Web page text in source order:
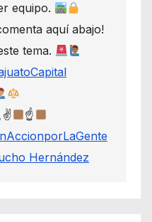
equipo.
aquí abajo!
tema.
✌
☝
Hernández